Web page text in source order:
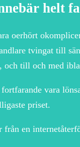
helt
oerhört
tvingat till
och till och med
vara
priset.
en